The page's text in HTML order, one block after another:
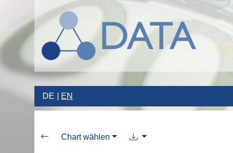
DE EN
Chart wählen